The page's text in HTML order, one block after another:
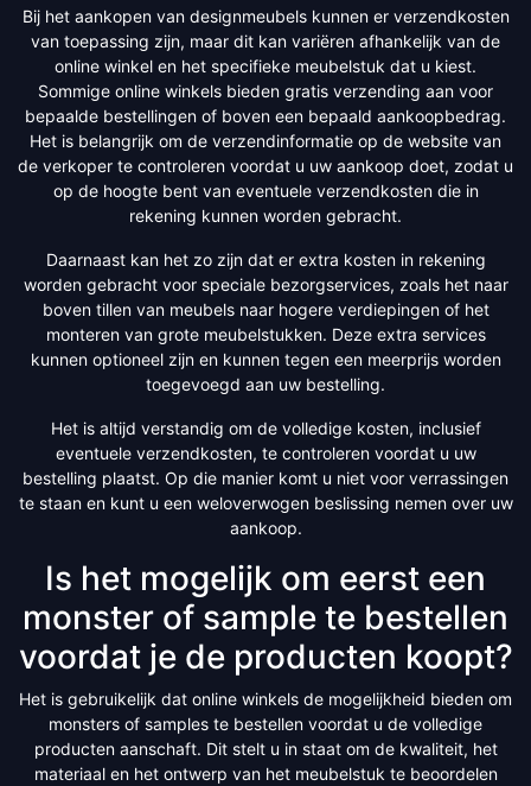
Bij het aankopen van designmeubels kunnen er verzendkosten
van toepassing zijn, maar dit kan variëren afhankelijk van de
online winkel en het specifieke meubelstuk dat u kiest.
Sommige online winkels bieden gratis verzending aan voor
bepaalde bestellingen of boven een bepaald aankoopbedrag.
Het is belangrijk om de verzendinformatie op de website van
de verkoper te controleren voordat u uw aankoop doet, zodat u
op de hoogte bent van eventuele verzendkosten die in
rekening kunnen worden gebracht.
Daarnaast kan het zo zijn dat er extra kosten in rekening
worden gebracht voor speciale bezorgservices, zoals het naar
boven tillen van meubels naar hogere verdiepingen of het
monteren van grote meubelstukken. Deze extra services
kunnen optioneel zijn en kunnen tegen een meerprijs worden
toegevoegd aan uw bestelling.
Het is altijd verstandig om de volledige kosten, inclusief
eventuele verzendkosten, te controleren voordat u uw
bestelling plaatst. Op die manier komt u niet voor verrassingen
te staan en kunt u een weloverwogen beslissing nemen over uw
aankoop.
Is het mogelijk om eerst een
monster of sample te bestellen
voordat je de producten koopt?
Het is gebruikelijk dat online winkels de mogelijkheid bieden om
monsters of samples te bestellen voordat u de volledige
producten aanschaft. Dit stelt u in staat om de kwaliteit, het
materiaal en het ontwerp van het meubelstuk te beoordelen